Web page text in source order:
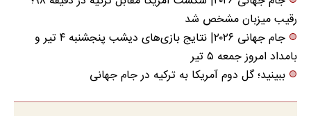
رقیب میزبان مشخص شد
جام جهانی ۲۰۲۶| نتایج بازی‌های دیشب پنجشنبه ۴ تیر و
بامداد امروز جمعه ۵ تیر
ببینید؛ گل دوم آمریکا به ترکیه در جام جهانی